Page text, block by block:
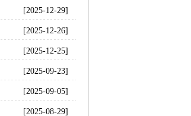
[2025-12-29]
[2025-12-26]
[2025-12-25]
[2025-09-23]
[2025-09-05]
[2025-08-29]